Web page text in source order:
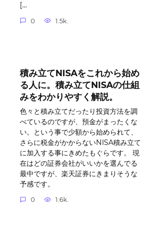
[…
0 1.5k.
積み立てNISAをこれから始め
る人に。積み立てNISAの仕組
みをわかりやすく解説。
色々と積み立てだったり投資方法を調
べているのですが、預金がまったくな
い。という事で少額から始められて、
さらに税金がかからないNISA積み立て
に加入する事にきめたもぐらです。 現
在はどの証券会社がいいかを選んでる
最中ですが、楽天証券にきまりそうな
予感です。
0 1.6k.